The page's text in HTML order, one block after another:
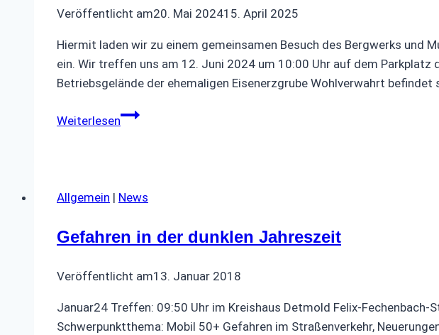
Veröffentlicht am20. Mai 202415. April 2025
Hiermit laden wir zu einem gemeinsamen Besuch des Bergwerks und
ein. Wir treffen uns am 12. Juni 2024 um 10:00 Uhr auf dem
Betriebsgelände der ehemaligen Eisenerzgrube Wohlverwahrt
WeiterlesenBesuch
Allgemein | News
Gefahren in der dunklen Jahreszeit
Veröffentlicht am13. Januar 2018
Januar24 Treffen: 09:50 Uhr im Kreishaus Detmold Felix-
Schwerpunktthema: Mobil 50+ Gefahren im Straßenverkehr,